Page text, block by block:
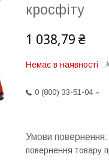
кросфіту
1 038,79 ₴
Немає в наявності
0 (800) 33-51-04
повернення товару